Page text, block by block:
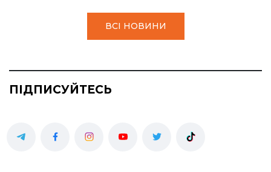
ВСІ НОВИНИ
ПІДПИСУЙТЕСЬ